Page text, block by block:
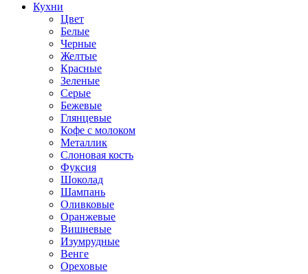
Кухни
Цвет
Белые
Черные
Желтые
Красные
Зеленые
Серые
Бежевые
Глянцевые
Кофе с молоком
Металлик
Слоновая кость
Фуксия
Шоколад
Шампань
Оливковые
Оранжевые
Вишневые
Изумрудные
Венге
Ореховые